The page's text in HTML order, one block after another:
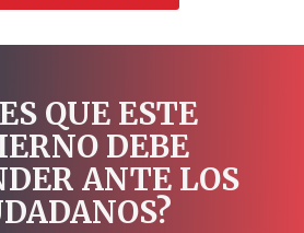
QUE ESTE
DEBE
ANTE LOS